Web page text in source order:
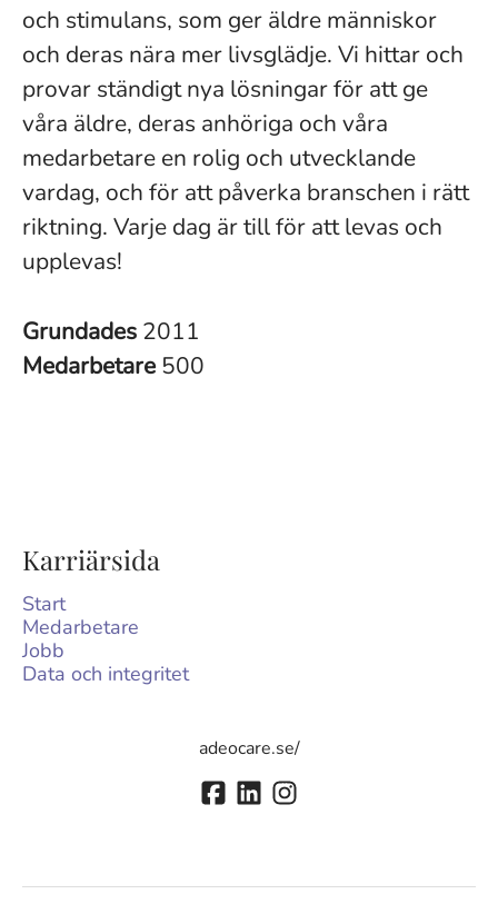
och stimulans, som ger äldre människor
och deras nära mer livsglädje. Vi hittar och
provar ständigt nya lösningar för att ge
våra äldre, deras anhöriga och våra
medarbetare en rolig och utvecklande
vardag, och för att påverka branschen i rätt
riktning. Varje dag är till för att levas och
upplevas!
Grundades 2011
Medarbetare500
Karriärsida
Start
Medarbetare
Jobb
Data och integritet
adeocare.se/